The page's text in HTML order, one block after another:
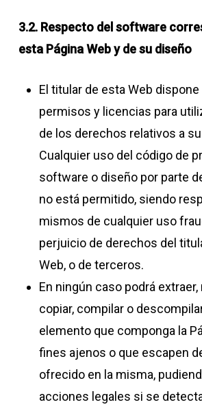
3.2. Respecto del software
esta Página Web y de su diseño
El titular de esta Web dispone
permisos y licencias para
de los derechos relativos a
Cualquier uso del código de
software o diseño por parte
no está permitido, siendo
mismos de cualquier uso
perjuicio de derechos del
Web, o de terceros.
En ningún caso podrá extraer,
copiar, compilar o
elemento que componga la
fines ajenos o que escapen
ofrecido en la misma,
acciones legales si se